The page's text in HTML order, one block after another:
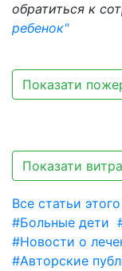
обратиться к
ребенок"
Показати
Показати
Все статьи
#Больные дети
#Новости о
#Авторские